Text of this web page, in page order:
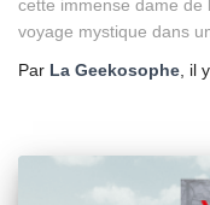
cette immense dame de
voyage mystique dans
Par La Geekosophe , il